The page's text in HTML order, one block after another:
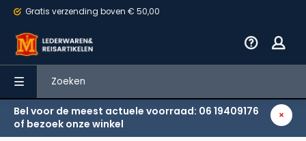
Gratis verzending boven € 50,00
Bel voor de meest actuele voorraad: 06 19409176
of bezoek onze winkel
Terug